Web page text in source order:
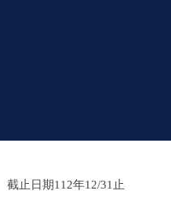
截止日期112年12/31止